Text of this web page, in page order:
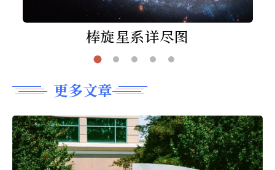
棒旋星系详尽图
更多文章